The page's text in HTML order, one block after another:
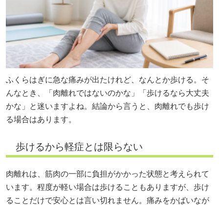
ふくらはぎに急な痛みが出たけれど、なんとか歩ける。そ
んなとき、「肉離れではないのかな」「歩けるなら大丈夫
かな」と迷いますよね。結論から言うと、肉離れでも歩け
る場合はあります。
歩けるから軽症とは限らない
肉離れは、筋肉の一部に負担がかかった状態と考えられて
います。程度が軽い場合は歩けることもありますが、歩け
ることだけで安心とは言い切れません。痛みをかばいなが